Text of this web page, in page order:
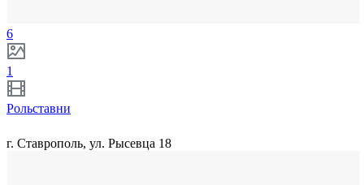
6
1
Рольставни
г. Ставрополь, ул. Рысевца 18